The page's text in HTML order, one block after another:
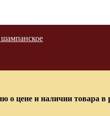
о цене и наличии товара в